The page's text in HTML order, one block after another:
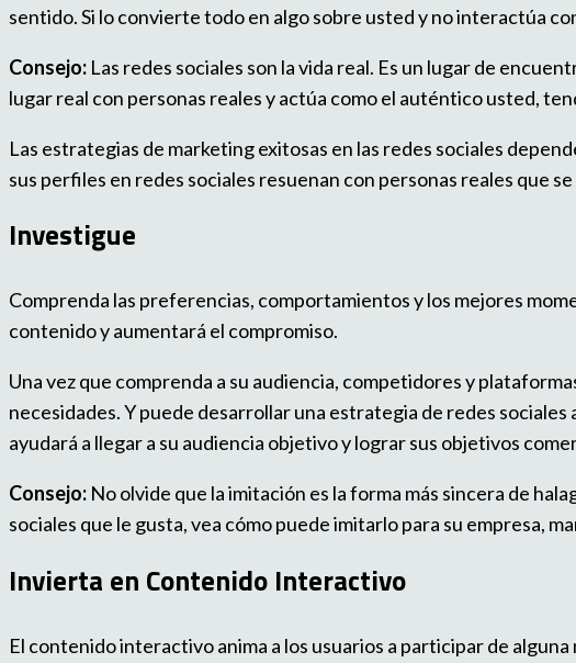
sentido. Si lo convierte todo en algo sobre usted y no interactúa
Consejo: Las redes sociales son la vida real. Es un lugar de
lugar real con personas reales y actúa como el auténtico usted,
Las estrategias de marketing exitosas en las redes sociales
sus perfiles en redes sociales resuenan con personas reales que
Investigue
Comprenda las preferencias, comportamientos y los mejores
contenido y aumentará el compromiso.
Una vez que comprenda a su audiencia, competidores y
necesidades. Y puede desarrollar una estrategia de redes
ayudará a llegar a su audiencia objetivo y lograr sus objetivos
Consejo: No olvide que la imitación es la forma más sincera de
sociales que le gusta, vea cómo puede imitarlo para su empresa,
Invierta en Contenido Interactivo
El contenido interactivo anima a los usuarios a participar de